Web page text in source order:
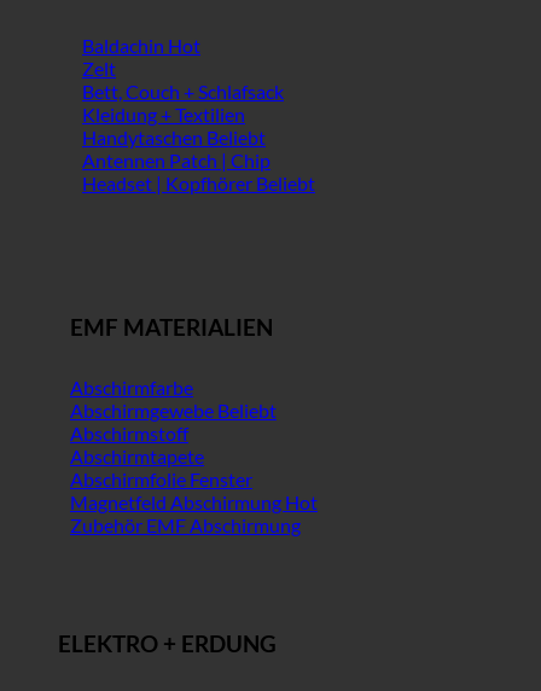
Baldachin
Zelt
Bett, Couch + Schlafsack
Kleidung + Textilien
Handytaschen
Antennen Patch | Chip
Headset | Kopfhörer
EMF MATERIALIEN
Abschirmfarbe
Abschirmgewebe
Abschirmstoff
Abschirmtapete
Abschirmfolie Fenster
Magnetfeld Abschirmung
Zubehör EMF Abschirmung
ELEKTRO + ERDUNG